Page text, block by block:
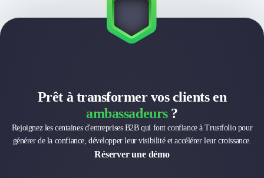
Brand Content
Publicité
Présentations PowerPoint
SMS Marketing
Prêt à transformer vos clients en
ambassadeurs?
Rejoignez les centaines d'entreprises B2B qui font confiance à Trustfolio pour
générer de la confiance, développer leur visibilité et accélérer leur croissance.
Réserver une démo